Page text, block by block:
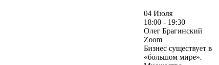
04 Июля
18:00 - 19:30
Олег Брагинский
Zoom
Бизнес существует в
«большом мире».